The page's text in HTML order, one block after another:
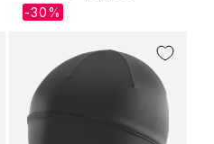
常
-30%